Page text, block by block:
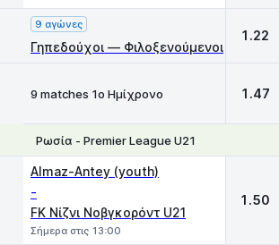
9 αγώνες
Γηπεδούχοι — Φιλοξενούμενοι
1.22
9 matches 1ο Ημίχρονο 1.47
Ρωσία - Premier League U21
Almaz-Antey (youth)
-
FK Νίζνι Νοβγκορόντ U21
Σήμερα στις 13:00
1.50